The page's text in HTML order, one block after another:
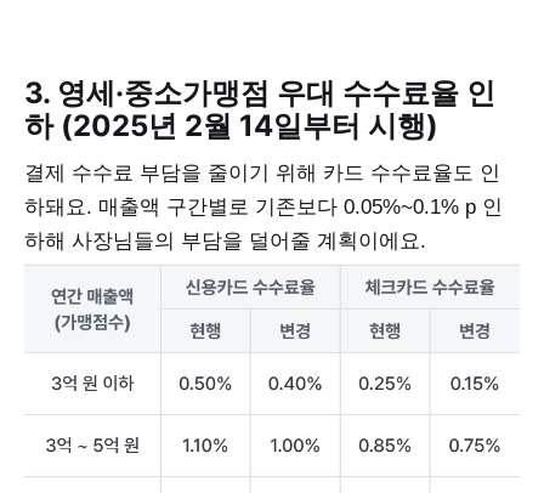
3. 영세·중소가맹점 우대 수수료율 인
하 (2025년 2월 14일부터 시행)
결제 수수료 부담을 줄이기 위해 카드 수수료율도 인
하돼요. 매출액 구간별로 기존보다 0.05%~0.1% p 인
하해 사장님들의 부담을 덜어줄 계획이에요.